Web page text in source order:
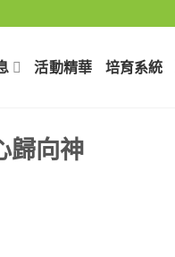
活動精華 培育系統
歸向神